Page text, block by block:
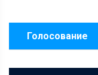
Голосование